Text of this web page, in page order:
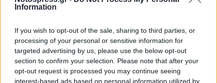
Information
If you wish to opt-out of the sale, sharing to third parties, or
processing of your personal or sensitive information for
targeted advertising by us, please use the below opt-out
section to confirm your selection. Please note that after your
opt-out request is processed you may continue seeing
interest-based ads based on personal information utilized by
Σχετικά Άρθρα